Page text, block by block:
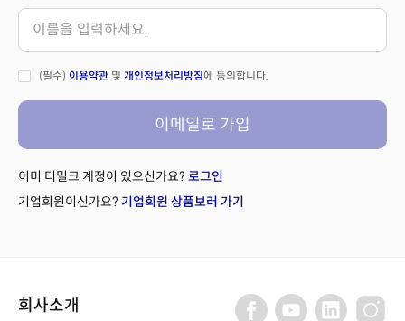
(필수) 이용약관 및 개인정보처리방침에 동의합니다.
이메일로 가입
이미 더밀크 계정이 있으신가요? 로그인
기업회원이신가요? 기업회원 상품보러 가기
회사소개